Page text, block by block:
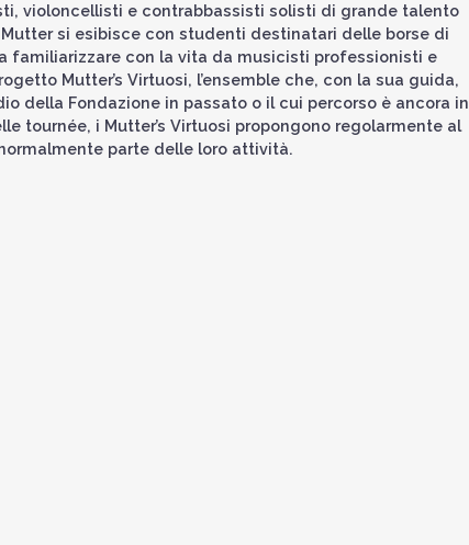
violoncellisti e contrabbassisti solisti di grande talento
si esibisce con studenti destinatari delle borse di
familiarizzare con la vita da musicisti professionisti e
Mutter’s Virtuosi, l’ensemble che, con la sua guida,
della Fondazione in passato o il cui percorso è ancora in
tournée, i Mutter’s Virtuosi propongono regolarmente al
parte delle loro attività.